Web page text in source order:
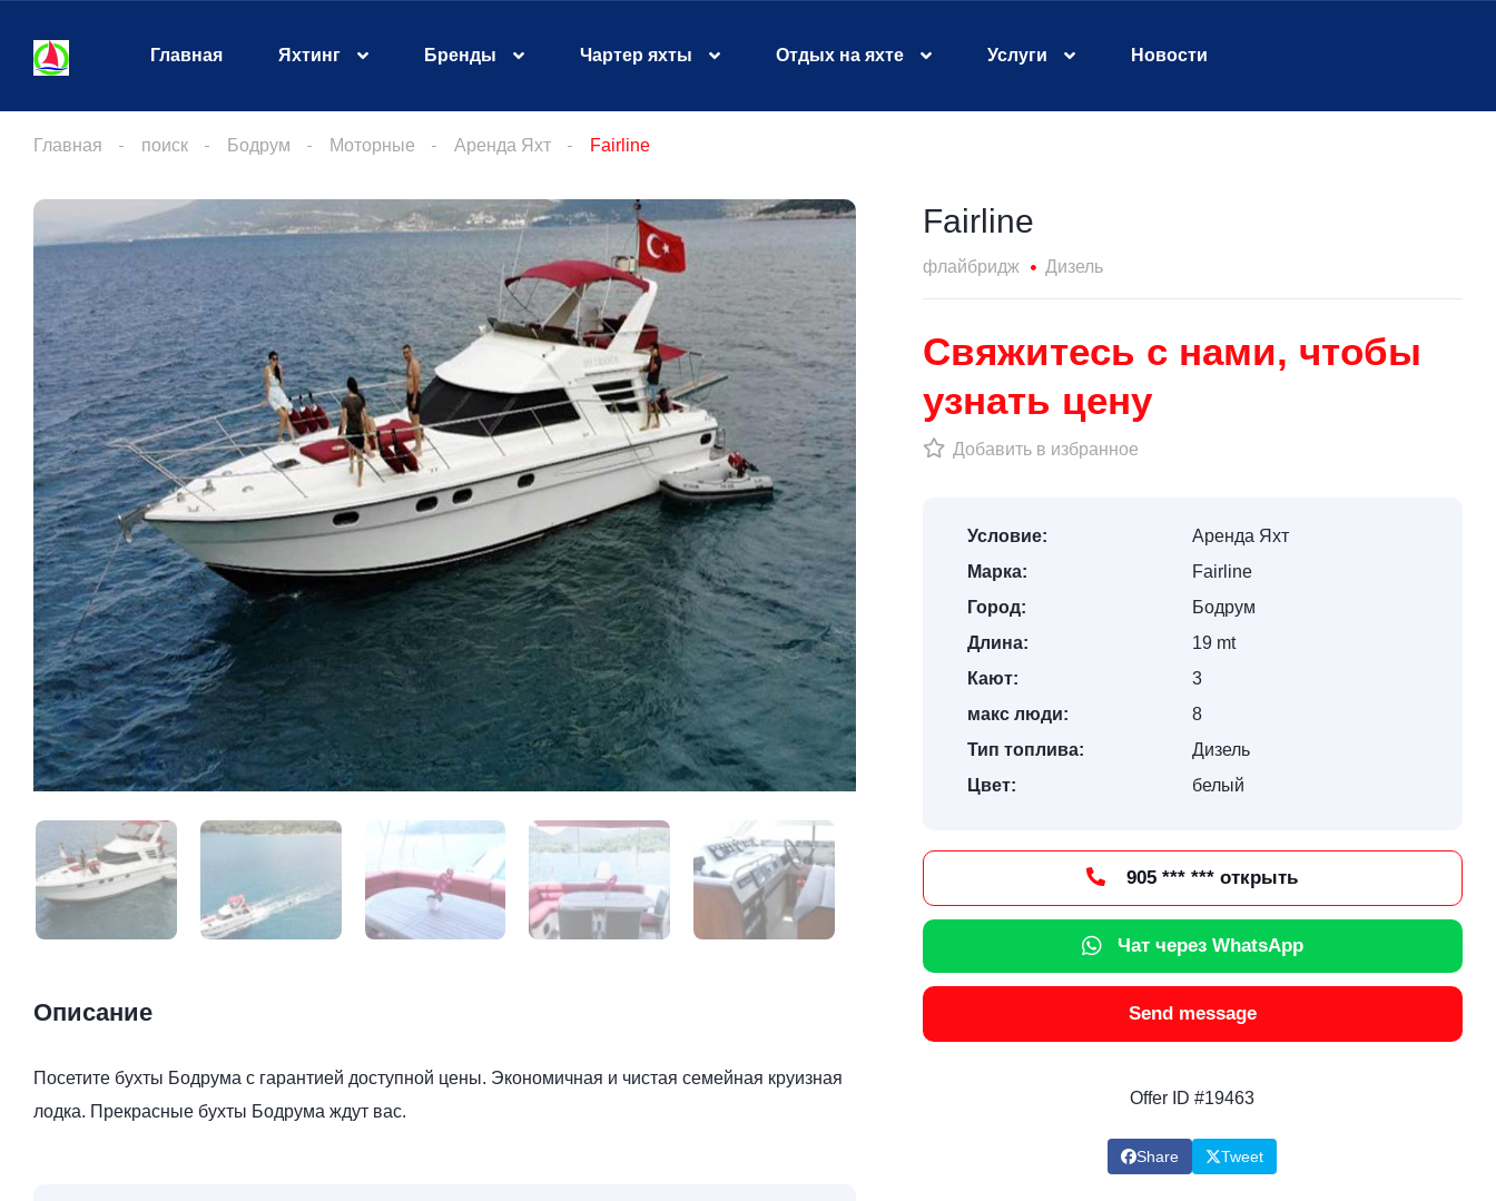
Главная Яхтинг Бренды Чартер яхты Отдых на яхте Услуги Новости
Главная поиск Бодрум Моторные Аренда Яхт Fairline
Описание
Посетите бухты Бодрума с гарантией доступной цены. Экономичная и чистая семейная круизная
лодка. Прекрасные бухты Бодрума ждут вас.
Fairline
флайбридж Дизель
Свяжитесь с нами, чтобы
узнать цену
Добавить в избранное
Условие:
Аренда Яхт
Марка:
Fairline
Город:
Бодрум
Длина:
19 mt
Кают:
3
макс люди:
8
Тип топлива:
Дизель
Цвет:
белый
905 *** *** открыть
Чат через WhatsApp
Send message
Offer ID #19463
Share Tweet